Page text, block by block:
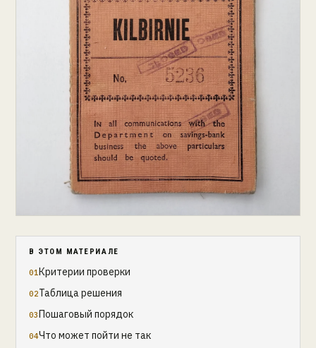
В ЭТОМ МАТЕРИАЛЕ
Критерии проверки
Таблица решения
Пошаговый порядок
Что может пойти не так